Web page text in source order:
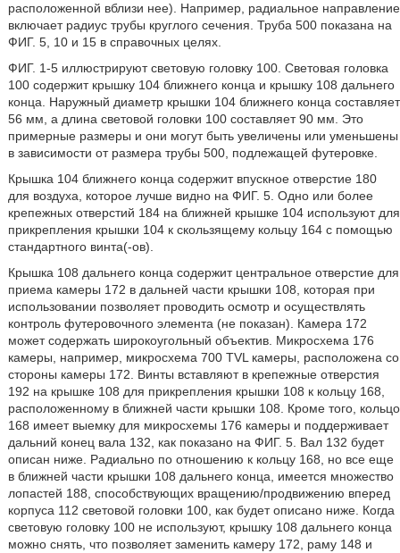
расположенной вблизи нее). Например, радиальное направление
включает радиус трубы круглого сечения. Труба 500 показана на
ФИГ. 5, 10 и 15 в справочных целях.
ФИГ. 1-5 иллюстрируют световую головку 100. Световая головка
100 содержит крышку 104 ближнего конца и крышку 108 дальнего
конца. Наружный диаметр крышки 104 ближнего конца составляет
56 мм, а длина световой головки 100 составляет 90 мм. Это
примерные размеры и они могут быть увеличены или уменьшены
в зависимости от размера трубы 500, подлежащей футеровке.
Крышка 104 ближнего конца содержит впускное отверстие 180
для воздуха, которое лучше видно на ФИГ. 5. Одно или более
крепежных отверстий 184 на ближней крышке 104 используют для
прикрепления крышки 104 к скользящему кольцу 164 с помощью
стандартного винта(-ов).
Крышка 108 дальнего конца содержит центральное отверстие для
приема камеры 172 в дальней части крышки 108, которая при
использовании позволяет проводить осмотр и осуществлять
контроль футеровочного элемента (не показан). Камера 172
может содержать широкоугольный объектив. Микросхема 176
камеры, например, микросхема 700 TVL камеры, расположена со
стороны камеры 172. Винты вставляют в крепежные отверстия
192 на крышке 108 для прикрепления крышки 108 к кольцу 168,
расположенному в ближней части крышки 108. Кроме того, кольцо
168 имеет выемку для микросхемы 176 камеры и поддерживает
дальний конец вала 132, как показано на ФИГ. 5. Вал 132 будет
описан ниже. Радиально по отношению к кольцу 168, но все еще
в ближней части крышки 108 дальнего конца, имеется множество
лопастей 188, способствующих вращению/продвижению вперед
корпуса 112 световой головки 100, как будет описано ниже. Когда
световую головку 100 не используют, крышку 108 дальнего конца
можно снять, что позволяет заменить камеру 172, раму 148 и